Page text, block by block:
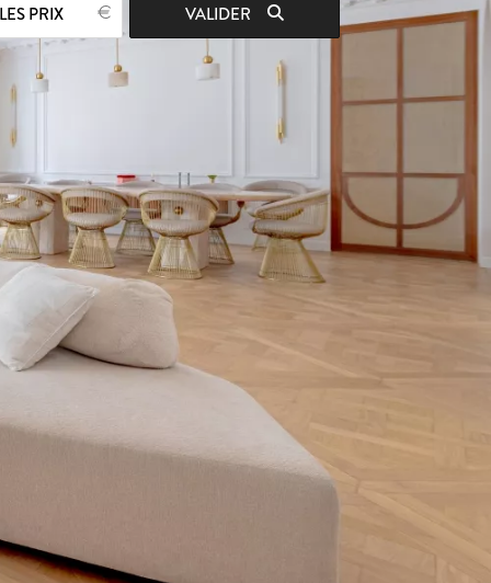
PRIX VALIDER